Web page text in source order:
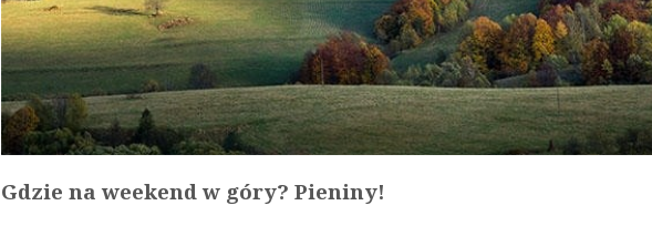
Gdzie na weekend w góry? Pieniny!